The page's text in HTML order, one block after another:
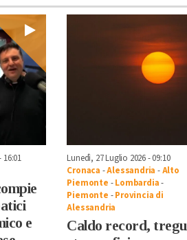
16:01
e
Lunedì, 27 Luglio 2026 - 09:10
Cronaca -Alessandria -Alto
Piemonte -Lombardia-
Piemonte -Provincia di
Alessandria
Caldo record,